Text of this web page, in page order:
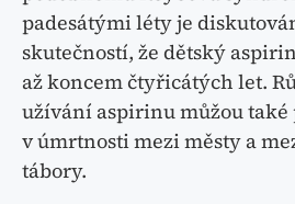
padesátými léty je
skutečností, že dětský
až koncem čtyřicátých let.
užívání aspirinu můžou
v úmrtnosti mezi městy a
tábory.